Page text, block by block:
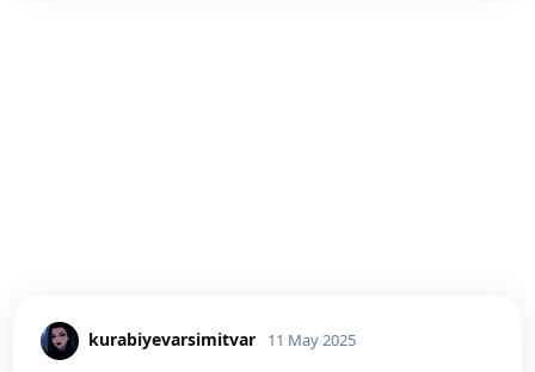
kurabiyevarsimitvar 11 May 2025